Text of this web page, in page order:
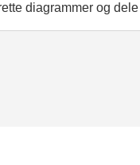
diagrammer og